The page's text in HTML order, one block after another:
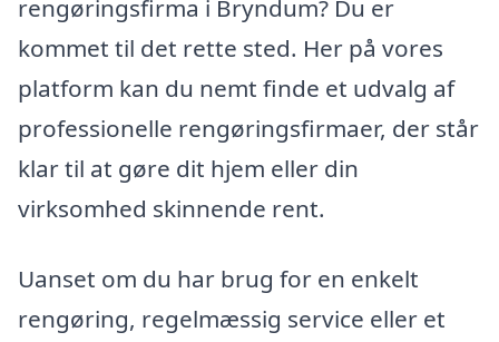
rengøringsfirma i Bryndum? Du er
kommet til det rette sted. Her på vores
platform kan du nemt finde et udvalg af
professionelle rengøringsfirmaer, der står
klar til at gøre dit hjem eller din
virksomhed skinnende rent.
Uanset om du har brug for en enkelt
rengøring, regelmæssig service eller et